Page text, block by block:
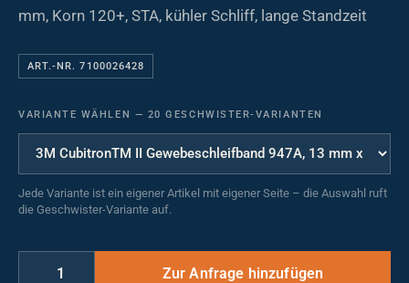
mm, Korn 120+, STA, kühler Schliff, lange Standzeit
ART.-NR. 7100026428
VARIANTE WÄHLEN — 20 GESCHWISTER-VARIANTEN
Jede Variante ist ein eigener Artikel mit eigener Seite – die Auswahl ruft
die Geschwister-Variante auf.